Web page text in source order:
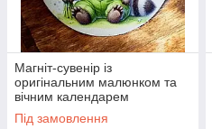
Магніт-сувенір із
оригінальним малюнком та
вічним календарем
Під замовлення